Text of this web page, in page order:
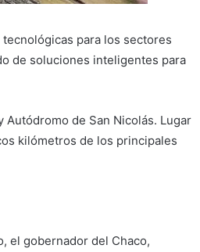
para los sectores
de soluciones inteligentes para
Autódromo de San Nicolás. Lugar
kilómetros de los principales
el gobernador del Chaco,